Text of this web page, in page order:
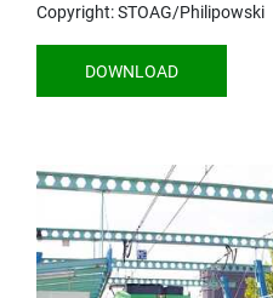
Copyright: STOAG/Philipowski
DOWNLOAD